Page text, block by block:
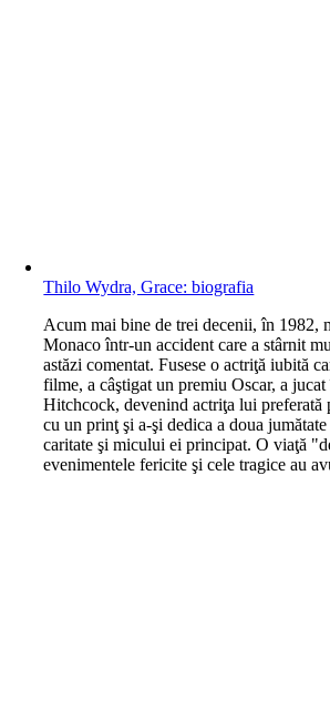
Thilo Wydra, Grace: biografia
Acum mai bine de trei decenii, în 1982,
Monaco într-un accident care a stârnit
astăzi comentat. Fusese o actriţă iubită
filme, a câştigat un premiu Oscar, a
Hitchcock, devenind actriţa lui preferată
cu un prinţ şi a-şi dedica a doua
caritate şi micului ei principat. O viaţă
evenimentele fericite şi cele tragice au